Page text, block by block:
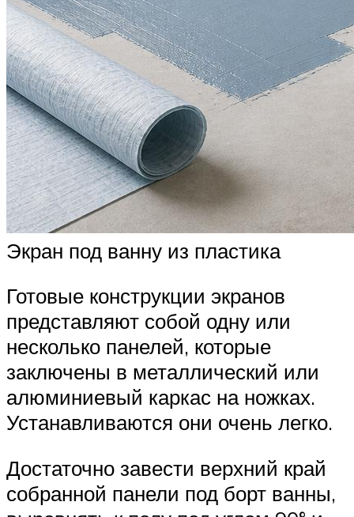
Экран под ванну из пластика
Готовые конструкции экранов
представляют собой одну или
несколько панелей, которые
заключены в металлический или
алюминиевый каркас на ножках.
Устанавливаются они очень легко.
Достаточно завести верхний край
собранной панели под борт ванны,